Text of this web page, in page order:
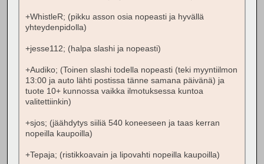
+WhistleR; (pikku asson osia nopeasti ja hyvällä
yhteydenpidolla)
+jesse112; (halpa slashi ja nopeasti)
+Audiko; (Toinen slashi todella nopeasti (teki myyntiilmon
13:00 ja auto lähti postissa tänne samana päivänä) ja
tuote 10+ kunnossa vaikka ilmotuksessa kuntoa
valitettiinkin)
+sjos; (jäähdytys siiliä 540 koneeseen ja taas kerran
nopeilla kaupoilla)
+Tepaja; (ristikkoavain ja lipovahti nopeilla kaupoilla)